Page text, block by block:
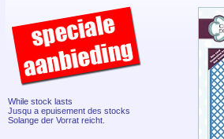
While stock lasts
Jusqu a epuisement des stocks
Solange der Vorrat reicht.